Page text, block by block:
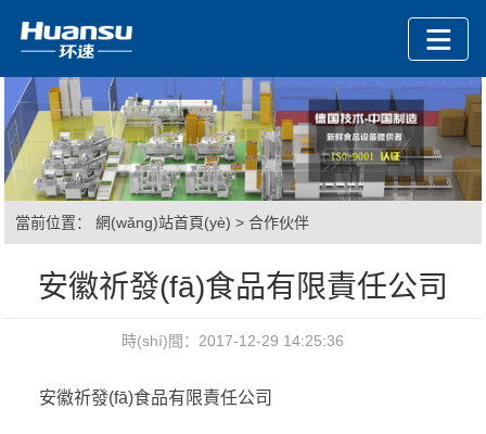
當前位置：網(wǎng)站首頁(yè) >合作伙伴
安徽祈發(fā)食品有限責任公司
時(shí)間：2017-12-29 14:25:36
安徽祈發(fā)食品有限責任公司